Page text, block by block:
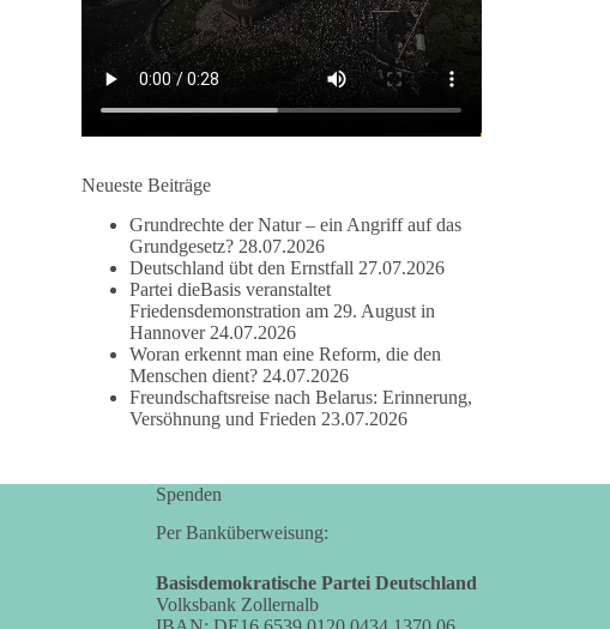
🟩🟩🟦🟦🟥🟥🟧🟧
❤️ Wir freuen uns über deine Unterstützung:
https://diebasis.de/spenden/
#dieBasis #frieden #russandistnichtunserFeind
377 168 37 Auf Facebook ansehen
DieBasis
2 Tage(n) zuvor
Wusstest du, dass ein guter Antrag nicht besser
oder schlechter wird, nur weil er von einer
bestimmten Partei kommt?
Pflege, Wirtschaft, Infrastruktur und die
Kommunen. Diese Probleme werden nicht
und erst danach auf den Inhalt geschaut wird.
Neueste Beiträge
Grundrechte der Natur – ein Angriff auf das
Grundgesetz? 28.07.2026
Deutschland übt den Ernstfall 27.07.2026
Partei dieBasis veranstaltet
Friedensdemonstration am 29. August in
Hannover 24.07.2026
Woran erkennt man eine Reform, die den
Menschen dient? 24.07.2026
Freundschaftsreise nach Belarus: Erinnerung,
Versöhnung und Frieden 23.07.2026
Spenden
Per Banküberweisung:
Basisdemokratische Partei Deutschland
Volksbank Zollernalb